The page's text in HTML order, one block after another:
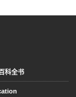
科全书